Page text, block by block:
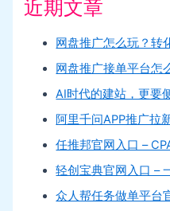
近期文章
网盘推广怎么玩？转
网盘推广接单平台怎
AI时代的建站，更要
阿里千问APP推广拉
任推邦官网入口 –
轻创宝典官网入口 –
众人帮任务做单平台